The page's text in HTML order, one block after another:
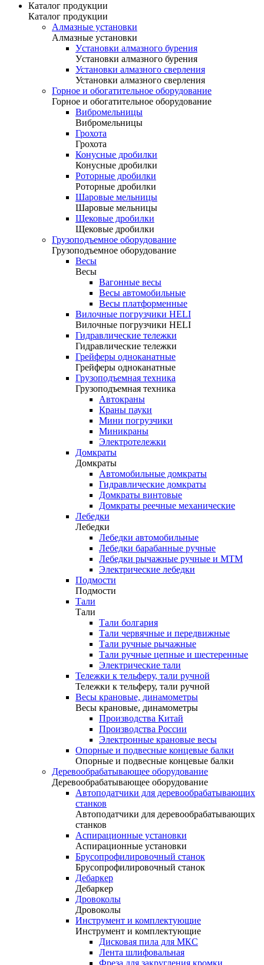
Каталог продукции
Каталог продукции
Алмазные установки
Алмазные установки
Уcтановки алмазного бурения
Уcтановки алмазного бурения
Установки алмазного сверления
Установки алмазного сверления
Горное и обогатительное оборудование
Горное и обогатительное оборудование
Вибромельницы
Вибромельницы
Грохота
Грохота
Конусные дробилки
Конусные дробилки
Роторные дробилки
Роторные дробилки
Шаровые мельницы
Шаровые мельницы
Щековые дробилки
Щековые дробилки
Грузоподъемное оборудование
Грузоподъемное оборудование
Весы
Весы
Вагонные весы
Весы автомобильные
Весы платформенные
Вилочные погрузчики HELI
Вилочные погрузчики HELI
Гидравлические тележки
Гидравлические тележки
Грейферы одноканатные
Грейферы одноканатные
Грузоподъемная техника
Грузоподъемная техника
Автокраны
Краны пауки
Мини погрузчики
Миникраны
Электротележки
Домкраты
Домкраты
Автомобильные домкраты
Гидравлические домкраты
Домкраты винтовые
Домкраты реечные механические
Лебедки
Лебедки
Лебедки автомобильные
Лебедки барабанные ручные
Лебедки рычажные ручные и МТМ
Электрические лебедки
Подмости
Подмости
Тали
Тали
Тали болгария
Тали червячные и передвижные
Тали ручные рычажные
Тали ручные цепные и шестеренные
Электрические тали
Тележки к тельферу, тали ручной
Тележки к тельферу, тали ручной
Весы крановые, динамометры
Весы крановые, динамометры
Производства Китай
Производства России
Электронные крановые весы
Опорные и подвесные концевые балки
Опорные и подвесные концевые балки
Деревообрабатывающее оборудование
Деревообрабатывающее оборудование
Автоподатчики для деревообрабатывающих
станков
Автоподатчики для деревообрабатывающих
станков
Аспирационные установки
Аспирационные установки
Брусопрофилировочный станок
Брусопрофилировочный станок
Дебаркер
Дебаркер
Дровоколы
Дровоколы
Инструмент и комплектующие
Инструмент и комплектующие
Дисковая пила для МКС
Лента шлифовальная
Фреза для закругления кромки